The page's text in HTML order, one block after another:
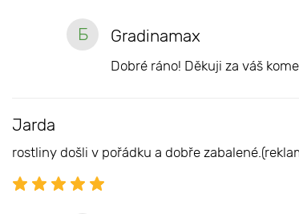
Б Gradinamax
Dobré ráno! Děkuji za váš
Jarda
rostliny došli v pořádku a dobře